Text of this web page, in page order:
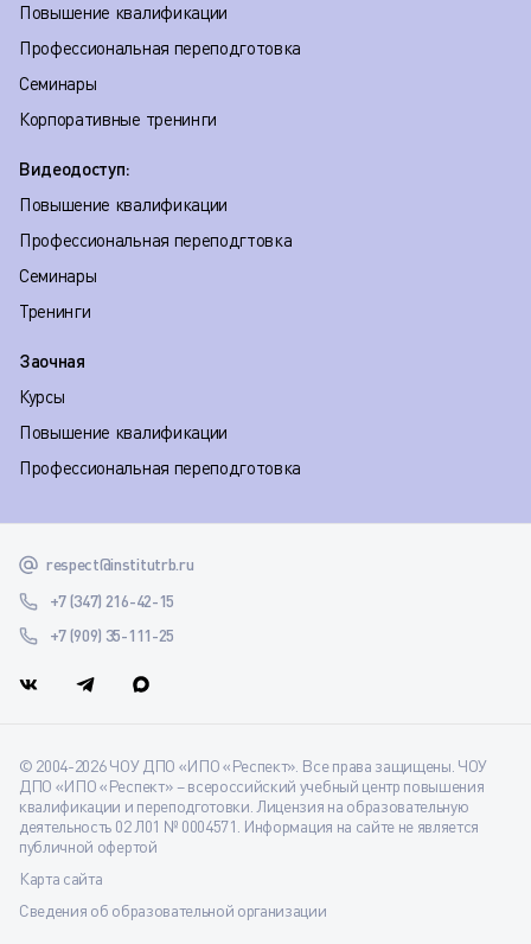
Повышение квалификации
Профессиональная переподготовка
Семинары
Корпоративные тренинги
Видеодоступ:
Повышение квалификации
Профессиональная переподгтовка
Семинары
Тренинги
Заочная
Курсы
Повышение квалификации
Профессиональная переподготовка
respect@institutrb.ru
+7 (347) 216-42-15
+7 (909) 35-111-25
© 2004-2026 ЧОУ ДПО «ИПО «Респект». Все права защищены. ЧОУ
ДПО «ИПО «Респект» – всероссийский учебный центр повышения
квалификации и переподготовки. Лицензия на образовательную
деятельность 02 Л01 № 0004571. Информация на сайте не является
публичной офертой
Карта сайта
Сведения об образовательной организации